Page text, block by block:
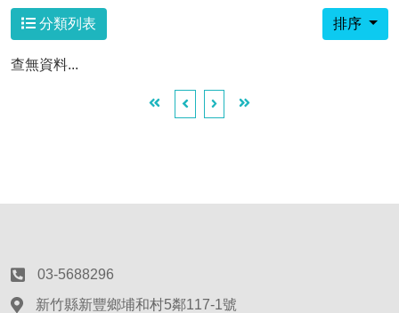
分類列表 排序
查無資料...
03-5688296
新竹縣新豐鄉埔和村5鄰117-1號